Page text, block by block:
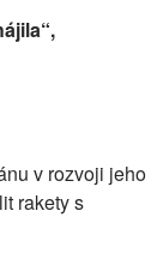
v rozvoji jeho
rakety s